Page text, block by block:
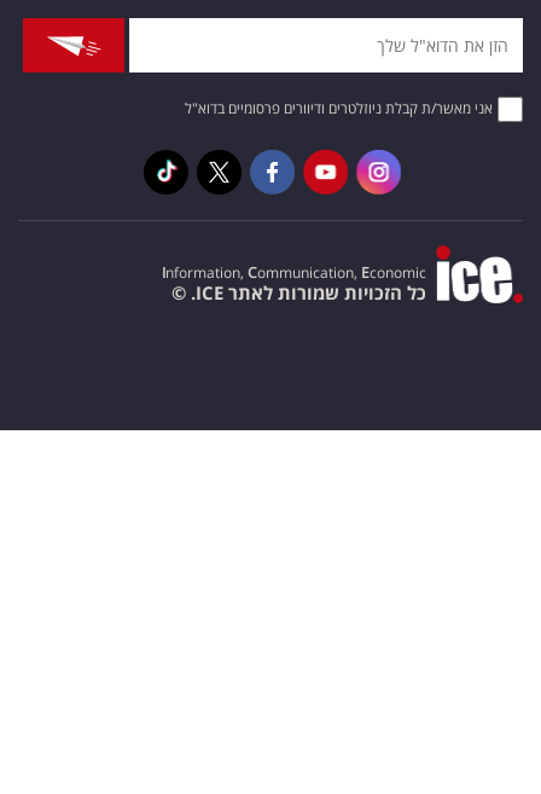
אני מאשר/ת קבלת ניוזלטרים ודיוורים פרסומיים בדוא"ל
Information, Communication, Economic
כל הזכויות שמורות לאתר ICE. ©